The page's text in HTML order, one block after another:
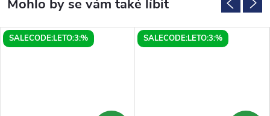
SALECODE:LETO:3:% SALECODE:LETO:3:%